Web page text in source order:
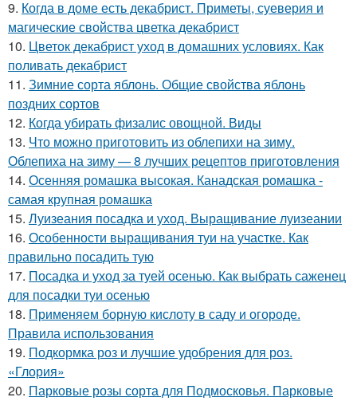
9. Когда в доме есть декабрист. Приметы, суеверия и
магические свойства цветка декабрист
10. Цветок декабрист уход в домашних условиях. Как
поливать декабрист
11. Зимние сорта яблонь. Общие свойства яблонь
поздних сортов
12. Когда убирать физалис овощной. Виды
13. Что можно приготовить из облепихи на зиму.
Облепиха на зиму — 8 лучших рецептов приготовления
14. Осенняя ромашка высокая. Канадская ромашка -
самая крупная ромашка
15. Луизеания посадка и уход. Выращивание луизеании
16. Особенности выращивания туи на участке. Как
правильно посадить тую
17. Посадка и уход за туей осенью. Как выбрать саженец
для посадки туи осенью
18. Применяем борную кислоту в саду и огороде.
Правила использования
19. Подкормка роз и лучшие удобрения для роз.
«Глория»
20. Парковые розы сорта для Подмосковья. Парковые